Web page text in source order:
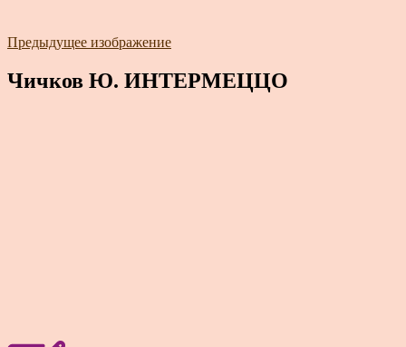
Предыдущее изображение
Чичков Ю. ИНТЕРМЕЦЦО